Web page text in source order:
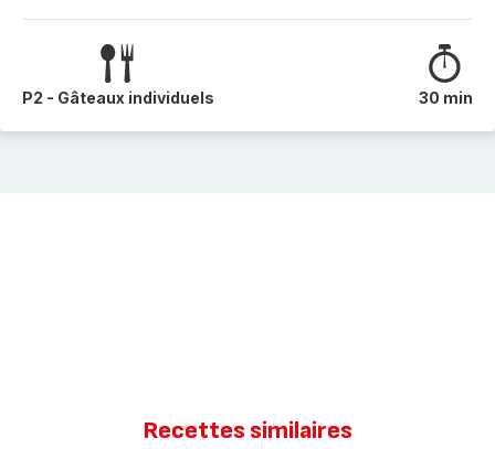
P2 - Gâteaux individuels 30 min
Recettes similaires